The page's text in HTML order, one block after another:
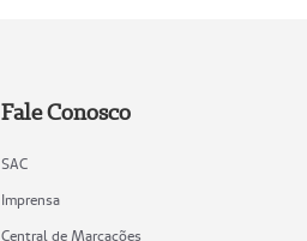
Fale Conosco
SAC
Imprensa
Central de Marcações